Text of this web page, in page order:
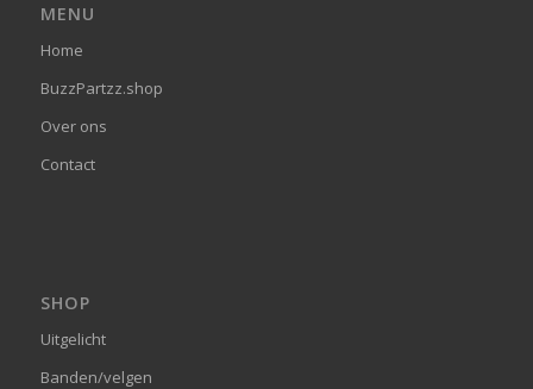
MENU
Home
BuzzPartzz.shop
Over ons
Contact
SHOP
Uitgelicht
Banden/velgen